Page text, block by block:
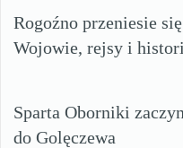
Rogoźno przeniesie
Wojowie, rejsy i
Sparta Oborniki
do Golęczewa